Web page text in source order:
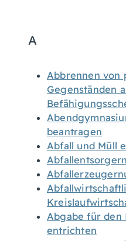
A
Abbrennen von
Gegenständen
beantragen
Abfall und Müll
Abgabe für den
entrichten